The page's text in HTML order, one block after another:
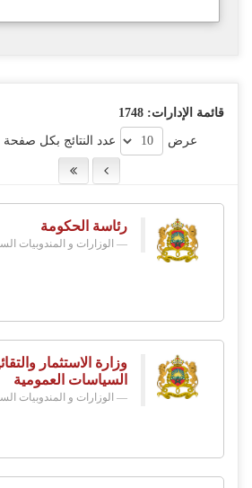
قائمة الإدارات: 1748
عرض
عدد النتائج بكل صفحة
رئاسة الحكومة
الوزارات و المندوبيات
وزارة الاستثمار
السياسات العمومية
الوزارات و المندوبيات